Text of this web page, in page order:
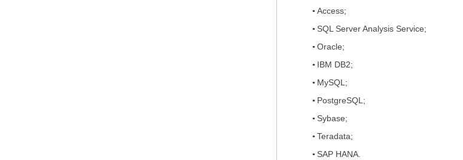
Access;
SQL Server Analysis Service;
Oracle;
IBM DB2;
MySQL;
PostgreSQL;
Sybase;
Teradata;
SAP HANA.